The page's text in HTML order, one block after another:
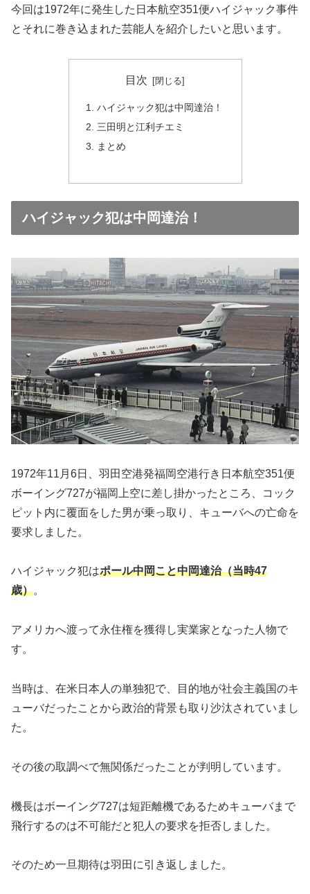
今回は1972年に発生した日本航空351便ハイジャック事件
とそれに巻き込まれた芸能人を紹介したいと思います。
目次
ハイジャック犯は中岡達治！
三田明と江利チエミ
まとめ
ハイジャック犯は中岡達治！
1972年11月6日、羽田空港発福岡空港行き日本航空351便
ボーイング727が福岡上空に差し掛かったところ、コック
ピット内に覆面をした男が乗っ取り、キューバへの亡命を
要求しました。
ハイジャック犯はポール中岡こと中岡達治（当時47
歳）。
アメリカへ渡って永住権を獲得し実業家となった人物で
す。
当時は、在米日本人の単独犯で、目的地が社会主義国のキ
ューバだったことから政治的背景も取り沙汰されていまし
た。
その後の取調べで無関係だったことが判明しています。
機長はボーイング727は短距離機であるためキューバまで
飛行するのは不可能だと犯人の要求を拒否しました。
そのため一旦期待は羽田に引き返しました。